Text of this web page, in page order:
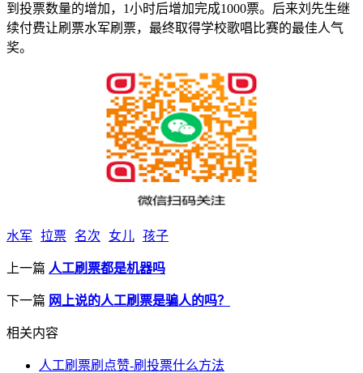
到投票数量的增加，1小时后增加完成1000票。后来刘先生继
续付费让刷票水军刷票，最终取得学校歌唱比赛的最佳人气
奖。
水军 拉票 名次 女儿 孩子
上一篇 人工刷票都是机器吗
下一篇 网上说的人工刷票是骗人的吗？
相关内容
人工刷票刷点赞-刷投票什么方法